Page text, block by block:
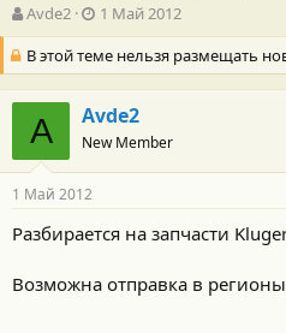
А
в
т
о
р
е
м
ы
Avde2
Д
а
т
а
а
ч
а
1 Май 2012
В этой теме нельзя размещать
A Avde2
New Member
1 Май 2012
Разбирается на запчасти
Возможна отправка в